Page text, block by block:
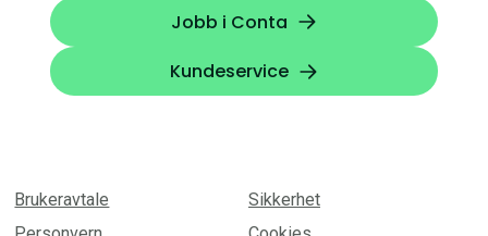
Jobb i Conta
Kundeservice
Brukeravtale
Sikkerhet